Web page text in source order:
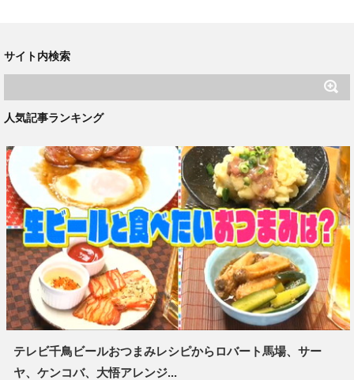
サイト内検索
人気記事ランキング
テレビ千鳥ビールおつまみレシピからロバート馬場、サー
ヤ、ケンコバ、大悟アレンジ...